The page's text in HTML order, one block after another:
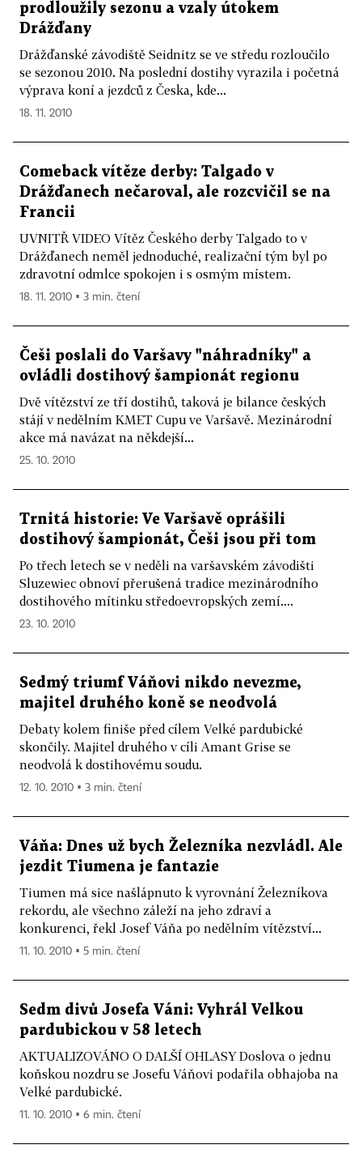
prodloužily sezonu a vzaly útokem
Drážďany
Drážďanské závodiště Seidnitz se ve středu rozloučilo
se sezonou 2010. Na poslední dostihy vyrazila i početná
výprava koní a jezdců z Česka, kde...
18. 11. 2010
Comeback vítěze derby: Talgado v
Drážďanech nečaroval, ale rozcvičil se na
Francii
UVNITŘ VIDEO Vítěz Českého derby Talgado to v
Drážďanech neměl jednoduché, realizační tým byl po
zdravotní odmlce spokojen i s osmým místem.
18. 11. 2010 ▪ 3 min. čtení
Češi poslali do Varšavy "náhradníky" a
ovládli dostihový šampionát regionu
Dvě vítězství ze tří dostihů, taková je bilance českých
stájí v nedělním KMET Cupu ve Varšavě. Mezinárodní
akce má navázat na někdejší...
25. 10. 2010
Trnitá historie: Ve Varšavě oprášili
dostihový šampionát, Češi jsou při tom
Po třech letech se v neděli na varšavském závodišti
Sluzewiec obnoví přerušená tradice mezinárodního
dostihového mítinku středoevropských zemí....
23. 10. 2010
Sedmý triumf Váňovi nikdo nevezme,
majitel druhého koně se neodvolá
Debaty kolem finiše před cílem Velké pardubické
skončily. Majitel druhého v cíli Amant Grise se
neodvolá k dostihovému soudu.
12. 10. 2010 ▪ 3 min. čtení
Váňa: Dnes už bych Železníka nezvládl. Ale
jezdit Tiumena je fantazie
Tiumen má sice našlápnuto k vyrovnání Železníkova
rekordu, ale všechno záleží na jeho zdraví a
konkurenci, řekl Josef Váňa po nedělním vítězství...
11. 10. 2010 ▪ 5 min. čtení
Sedm divů Josefa Váni: Vyhrál Velkou
pardubickou v 58 letech
AKTUALIZOVÁNO O DALŠÍ OHLASY Doslova o jednu
koňskou nozdru se Josefu Váňovi podařila obhajoba na
Velké pardubické.
11. 10. 2010 ▪ 6 min. čtení